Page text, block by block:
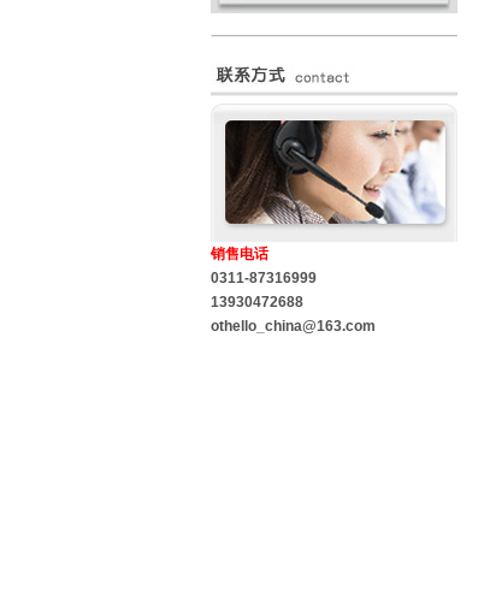
销售电话
0311-87316999
13930472688
othello_china@163.com